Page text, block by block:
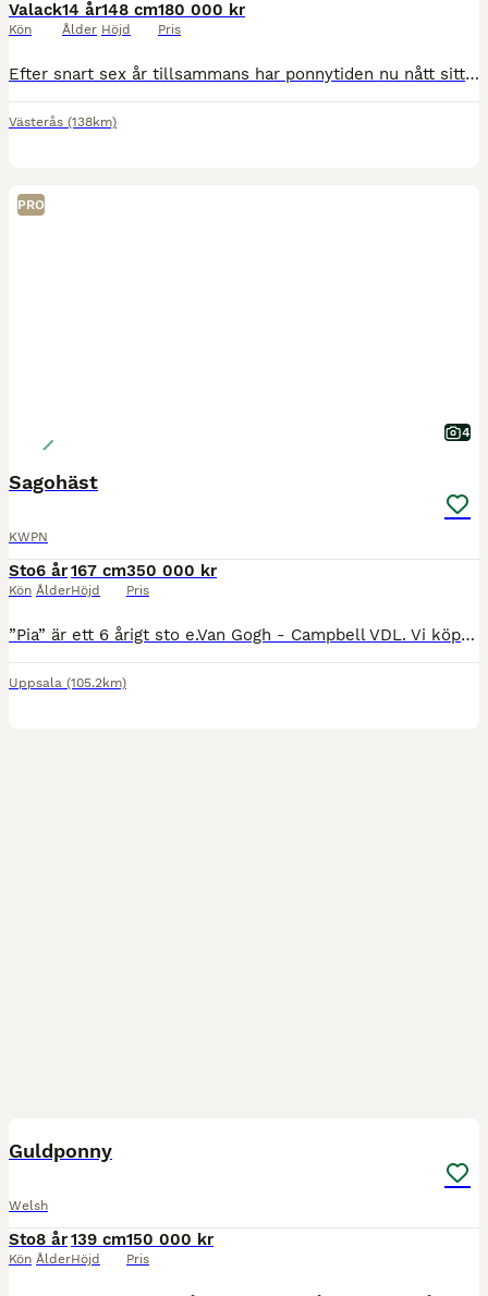
Valack
Kön
14 år
Ålder
148 cm
Höjd
180 000 kr
Pris
Efter snart sex år tillsammans har ponnytiden nu nått sitt slut. Det är därför med stor omsorg och många känslor vi har fattat det svåra beslutet att sälja vår fina Bowie. Bowie är en maxad D-ponnyva
Västerås (138km)
PRO
4
Sagohäst
KWPN
Sto
Kön
6 år
Ålder
167 cm
Höjd
350 000 kr
Pris
”Pia” är ett 6 årigt sto e.Van Gogh - Campbell VDL. Vi köpte henne som föl från Holland o har sedan dess utbildats och tävlats utav oss. Hon har tävlat upp till 120 och gick bl.a. 5 års klasserna på
Uppsala (105.2km)
Guldponny
Welsh
Sto
Kön
8 år
Ålder
139 cm
Höjd
150 000 kr
Pris